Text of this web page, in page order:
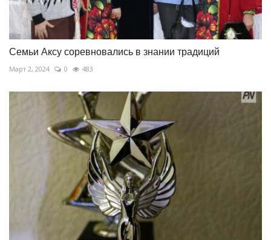
Семьи Аксу соревновались в знании традиций
Март 2, 2024 0 483